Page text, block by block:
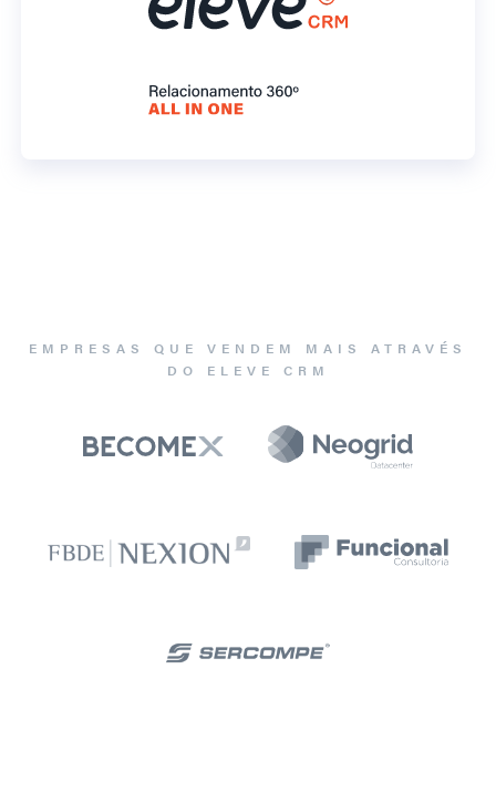
EMPRESAS QUE VENDEM MAIS ATRAVÉS
DO ELEVE CRM